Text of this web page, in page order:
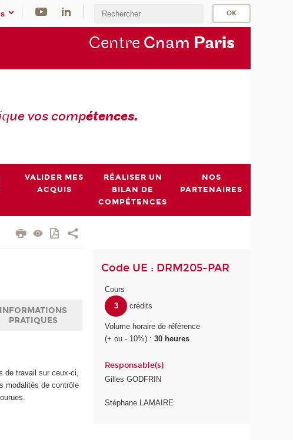
Centre Cnam Paris
ue vos compétences.
VALIDER MES
ACQUIS
RÉALISER UN
BILAN DE
COMPÉTENCES
NOS
PARTENAIRES
INFORMATIONS
PRATIQUES
de travail sur ceux-ci,
modalités de contrôle
Code UE : DRM205-PAR
Cours
3
crédits
Volume horaire de référence
(+ ou - 10%) :30 heures
Responsable(s)
Gilles GODFRIN
Stéphane LAMAIRE